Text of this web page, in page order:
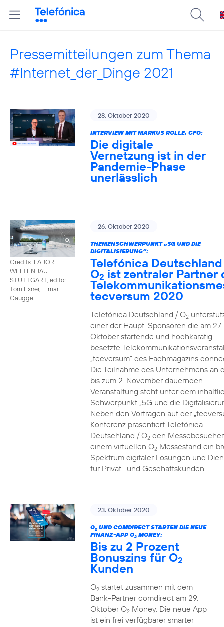
Pressemitteilungen zum Thema
#Internet_der_Dinge 2021
28. Oktober 2020
INTERVIEW MIT MARKUS ROLLE, CFO:
Die digitale
Vernetzung ist in der
Pandemie-Phase
unerlässlich
Credits: LABOR
WELTENBAU
STUTTGART, editor:
Tom Exner, Elmar
Gauggel
26. Oktober 2020
THEMENSCHWERPUNKT „5G UND DIE
DIGITALISIERUNG“:
Telefónica
O2 ist zentraler Partner
tecversum 2020
Telefónica Deutschland / O2
einer der Haupt-Sponsoren die am 27.
Oktober startende und hochkarätig
besetzte
„tecversum“ des Fachmagazins
Die Teilnahme des Unternehmens an
bis zum 2. November dauernden
Veranstaltung steht unter dem
Schwerpunkt „5G und die
Neben den Vorträgen auf der
Konferenz präsentiert Telefónica
Deutschland / O2den
einem virtuellen O2Messestand ein
Spektrum digitaler Lösungen und
für Privat- und Geschäftskunden.
23. Oktober 2020
O2UND COMDIRECT STARTEN DIE NEUE
FINANZ-APP O2MONEY:
Bis zu 2 Prozent
Bonuszins für O2
Kunden
O2startet zusammen mit dem
Bank-Partner comdirect am 29.
Oktober O2Money. Die neue App
ist ein frei verfügbarer smarter